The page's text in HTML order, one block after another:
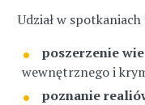
Udział w
poszerzenie
wewnętrznego i
poznanie